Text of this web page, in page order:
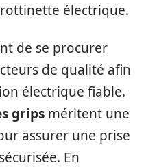
électrique.
de se procurer
de qualité afin
électrique fiable.
grips méritent une
assurer une prise
En